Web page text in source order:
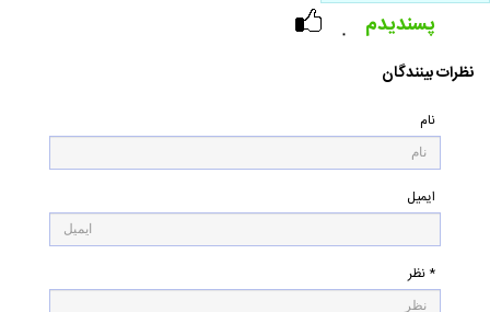
۰ پسندیدم
نظرات بینندگان
نام
ایمیل
* نظر